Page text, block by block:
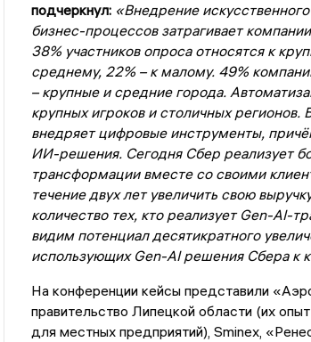
подчеркнул: «Внедрение
бизнес-процессов затрагивает
38% участников опроса относятся к
среднему, 22% – к малому. 49%
– крупные и средние города.
крупных игроков и столичных регионов.
внедряет цифровые инструменты,
ИИ-решения. Сегодня Сбер реализует
трансформации вместе со своими
течение двух лет увеличить свою
количество тех, кто реализует Gen-
видим потенциал десятикратного
использующих Gen-AI решения Сбера к
На конференции кейсы представили
правительство Липецкой области (их
для местных предприятий), Sminex,